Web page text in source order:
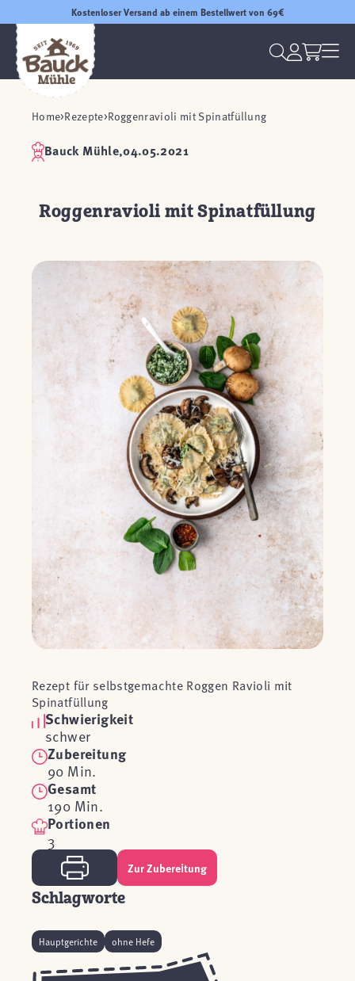
Kostenloser Versand ab einem Bestellwert von 69€
Home Rezepte Roggenravioli mit Spinatfüllung
Bauck Mühle,04.05.2021
Roggenravioli mit Spinatfüllung
Rezept für selbstgemachte Roggen Ravioli mit
Spinatfüllung
Schwierigkeit
schwer
Zubereitung
90 Min.
Gesamt
190 Min.
Portionen
3
Zur Zubereitung
Schlagworte
Hauptgerichte ohne Hefe